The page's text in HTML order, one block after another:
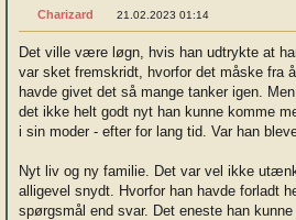
Charizard 21.02.2023 01:14
Det ville være løgn, hvis han udtrykte at
var sket fremskridt, hvorfor det måske fra
havde givet det så mange tanker igen.
det ikke helt godt nyt han kunne komme
i sin moder - efter for lang tid. Var han
Nyt liv og ny familie. Det var vel ikke
alligevel snydt. Hvorfor han havde forladt
spørgsmål end svar. Det eneste han